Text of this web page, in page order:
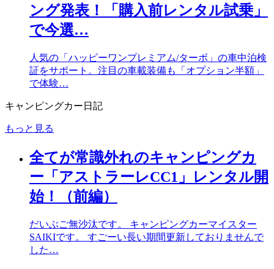
ング発表！「購入前レンタル試乗」
で今選…
人気の「ハッピーワンプレミアム/ターボ」の車中泊検
証をサポート。注目の車載装備も「オプション半額」
で体験…
キャンピングカー日記
もっと見る
全てが常識外れのキャンピングカ
ー「アストラーレCC1」レンタル開
始！（前編）
だいぶご無沙汰です。 キャンピングカーマイスター
SAIKIです。 すごーい長い期間更新しておりませんで
した…